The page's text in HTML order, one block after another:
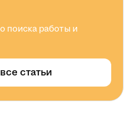
поиска работы и
статьи